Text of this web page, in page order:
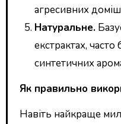
агресивних
Натуральне.
екстрактах, часто
синтетичних
Як правильно
Навіть найкраще